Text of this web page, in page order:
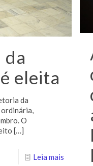
eleita
da
ordinária,
O
[…]
Leia mais